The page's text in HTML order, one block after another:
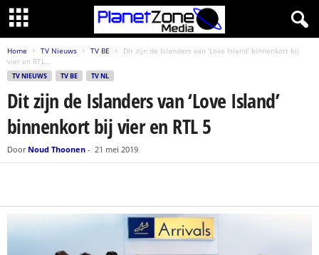
Home TV Nieuws TV BE
Dit zijn de Islanders van ‘Love Island’ binnenkort bij
vier en RTL...
TV NIEUWS TV BE TV NL
Dit zijn de Islanders van ‘Love Island’
binnenkort bij vier en RTL 5
Door Noud Thoonen - 21 mei 2019